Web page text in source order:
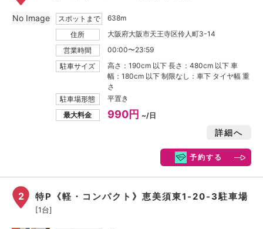
スポットまで
638m
住所
大阪府大阪市天王寺区伶人町3-14
営業時間
00:00〜23:59
駐車サイズ
高さ：190cm 以下 長さ：480cm 以下 車
幅：180cm 以下 制限なし：車下 タイヤ幅 重
さ
駐車場形態
平置き
最大料金
990円 ~/日
詳細へ
予約する
No Image
2 特P《軽・コンパクト》恵美須東1-20-3駐車場
[1台]